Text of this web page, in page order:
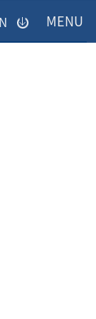
입력하시면
답변